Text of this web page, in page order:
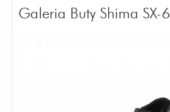
Galeria Buty Shima SX-6